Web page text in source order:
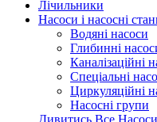
Лічильники
Насоси і насосні
Водяні насоси
Глибинні
Каналізаційні
Спеціальні
Циркуляційні
Насосні групи
Дивитись Все Насоси